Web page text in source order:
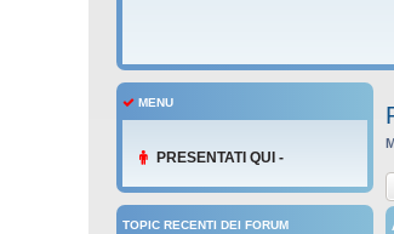
MENU
PRESENTATI QUI -
TOPIC RECENTI DEI FORUM